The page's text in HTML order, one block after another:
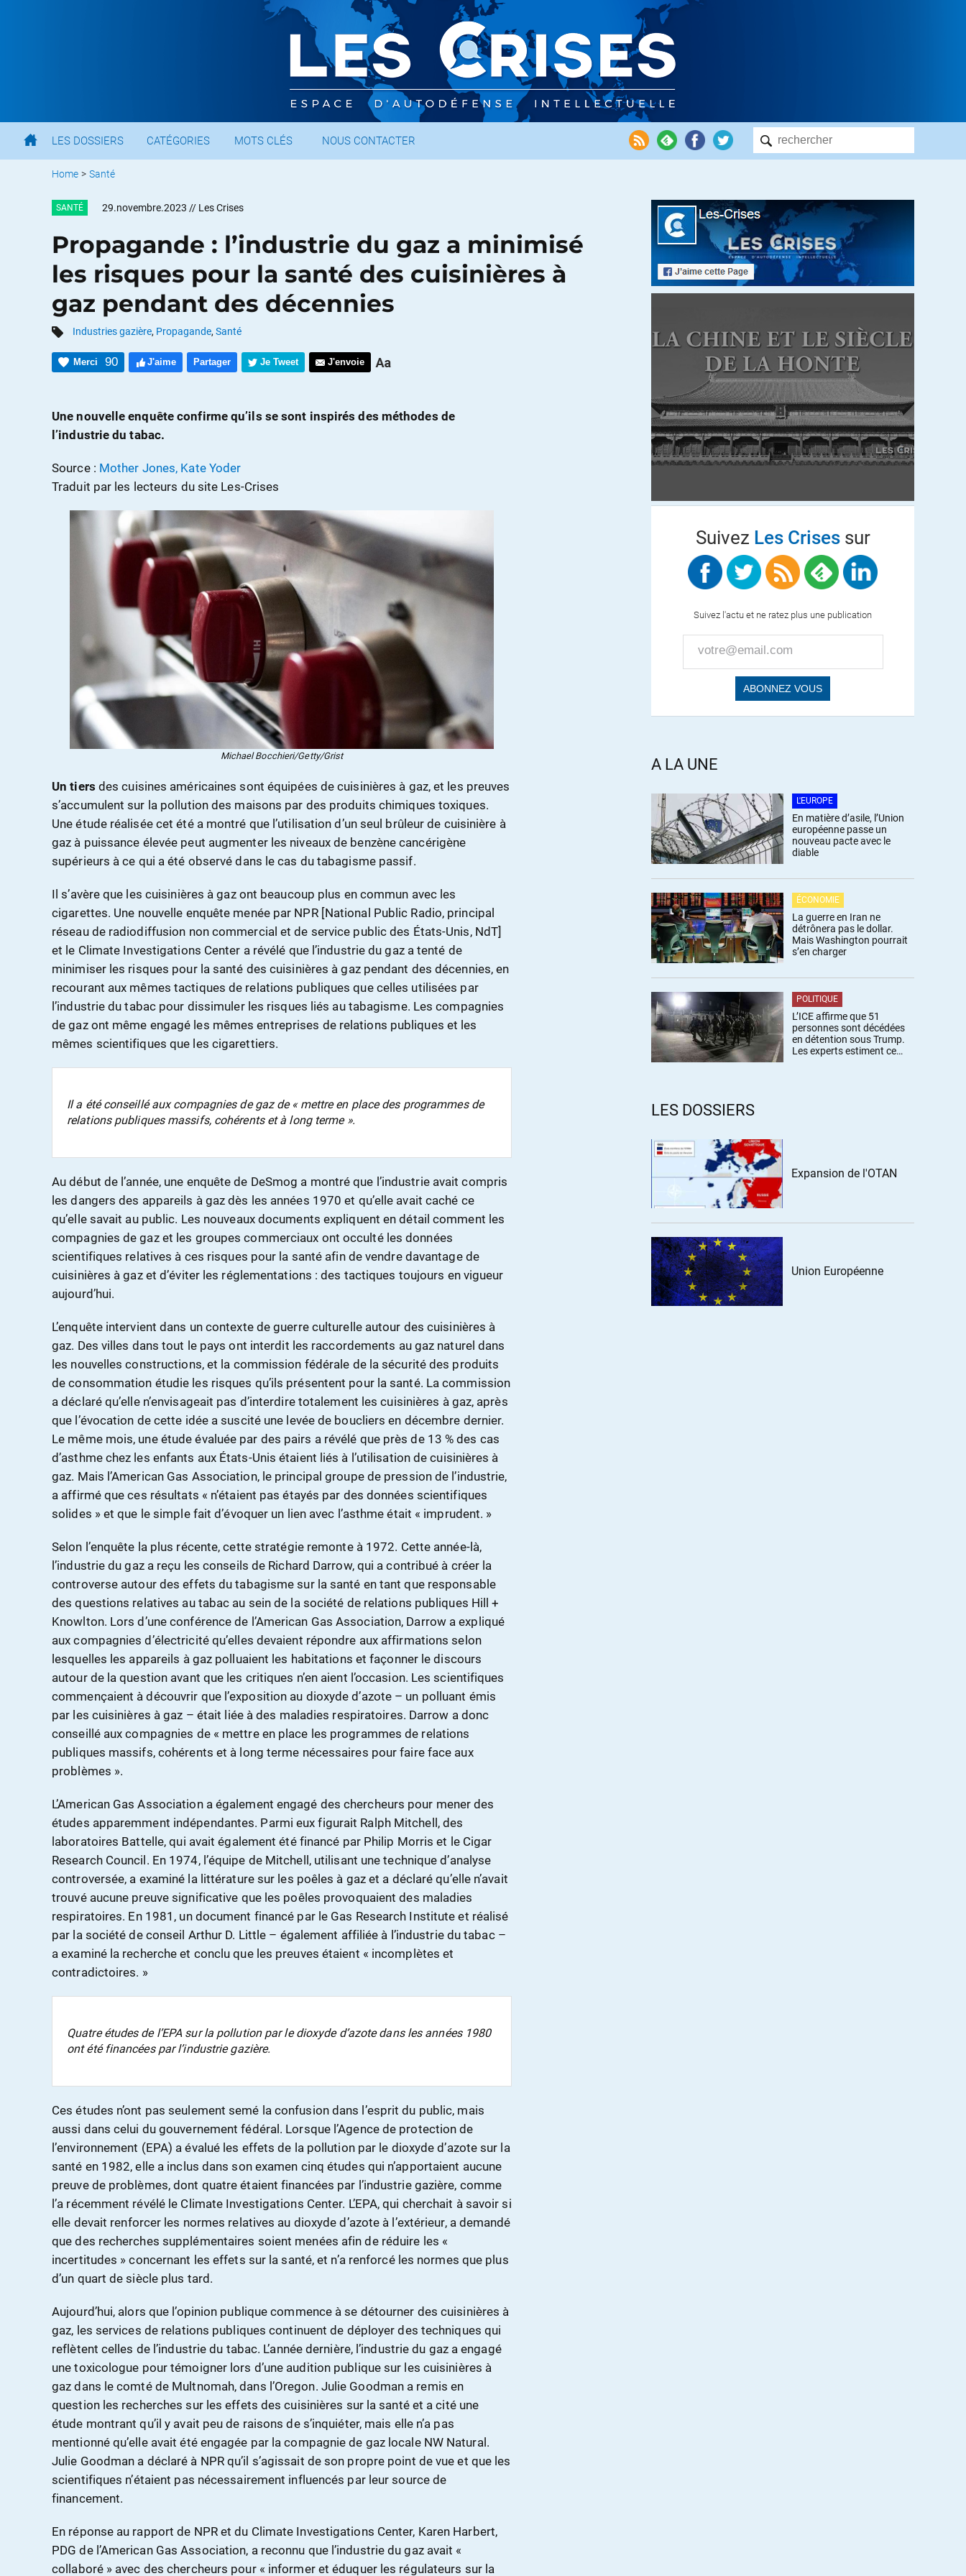
LES DOSSIERS CATÉGORIES MOTS CLÉS NOUS CONTACTER
Home > Santé
SANTÉ 29.novembre.2023 // Les Crises
Propagande : l’industrie du gaz a minimisé
les risques pour la santé des cuisinières à
gaz pendant des décennies
Industries gazière, Propagande, Santé
Merci 90 J'aime Partager Je Tweet J'envoie
Une nouvelle enquête confirme qu’ils se sont inspirés des méthodes de
l’industrie du tabac.
Source : Mother Jones, Kate Yoder
Traduit par les lecteurs du site Les-Crises
Michael Bocchieri/Getty/Grist
Un tiers des cuisines américaines sont équipées de cuisinières à gaz, et les preuves
s’accumulent sur la pollution des maisons par des produits chimiques toxiques.
Une étude réalisée cet été a montré que l’utilisation d’un seul brûleur de cuisinière à
gaz à puissance élevée peut augmenter les niveaux de benzène cancérigène
supérieurs à ce qui a été observé dans le cas du tabagisme passif.
Il s’avère que les cuisinières à gaz ont beaucoup plus en commun avec les
cigarettes. Une nouvelle enquête menée par NPR [National Public Radio, principal
réseau de radiodiffusion non commercial et de service public des États-Unis, NdT]
et le Climate Investigations Center a révélé que l’industrie du gaz a tenté de
minimiser les risques pour la santé des cuisinières à gaz pendant des décennies, en
recourant aux mêmes tactiques de relations publiques que celles utilisées par
l’industrie du tabac pour dissimuler les risques liés au tabagisme. Les compagnies
de gaz ont même engagé les mêmes entreprises de relations publiques et les
mêmes scientifiques que les cigarettiers.
Il a été conseillé aux compagnies de gaz de « mettre en place des programmes de
relations publiques massifs, cohérents et à long terme ».
Au début de l’année, une enquête de DeSmog a montré que l’industrie avait compris
les dangers des appareils à gaz dès les années 1970 et qu’elle avait caché ce
qu’elle savait au public. Les nouveaux documents expliquent en détail comment les
compagnies de gaz et les groupes commerciaux ont occulté les données
scientifiques relatives à ces risques pour la santé afin de vendre davantage de
cuisinières à gaz et d’éviter les réglementations : des tactiques toujours en vigueur
aujourd’hui.
L’enquête intervient dans un contexte de guerre culturelle autour des cuisinières à
gaz. Des villes dans tout le pays ont interdit les raccordements au gaz naturel dans
les nouvelles constructions, et la commission fédérale de la sécurité des produits
de consommation étudie les risques qu’ils présentent pour la santé. La commission
a déclaré qu’elle n’envisageait pas d’interdire totalement les cuisinières à gaz, après
que l’évocation de cette idée a suscité une levée de boucliers en décembre dernier.
Le même mois, une étude évaluée par des pairs a révélé que près de 13 % des cas
d’asthme chez les enfants aux États-Unis étaient liés à l’utilisation de cuisinières à
gaz. Mais l’American Gas Association, le principal groupe de pression de l’industrie,
a affirmé que ces résultats « n’étaient pas étayés par des données scientifiques
solides » et que le simple fait d’évoquer un lien avec l’asthme était « imprudent. »
Selon l’enquête la plus récente, cette stratégie remonte à 1972. Cette année-là,
l’industrie du gaz a reçu les conseils de Richard Darrow, qui a contribué à créer la
controverse autour des effets du tabagisme sur la santé en tant que responsable
des questions relatives au tabac au sein de la société de relations publiques Hill +
Knowlton. Lors d’une conférence de l’American Gas Association, Darrow a expliqué
aux compagnies d’électricité qu’elles devaient répondre aux affirmations selon
lesquelles les appareils à gaz polluaient les habitations et façonner le discours
autour de la question avant que les critiques n’en aient l’occasion. Les scientifiques
commençaient à découvrir que l’exposition au dioxyde d’azote – un polluant émis
par les cuisinières à gaz – était liée à des maladies respiratoires. Darrow a donc
conseillé aux compagnies de « mettre en place les programmes de relations
publiques massifs, cohérents et à long terme nécessaires pour faire face aux
problèmes ».
L’American Gas Association a également engagé des chercheurs pour mener des
études apparemment indépendantes. Parmi eux figurait Ralph Mitchell, des
laboratoires Battelle, qui avait également été financé par Philip Morris et le Cigar
Research Council. En 1974, l’équipe de Mitchell, utilisant une technique d’analyse
controversée, a examiné la littérature sur les poêles à gaz et a déclaré qu’elle n’avait
trouvé aucune preuve significative que les poêles provoquaient des maladies
respiratoires. En 1981, un document financé par le Gas Research Institute et réalisé
par la société de conseil Arthur D. Little – également affiliée à l’industrie du tabac –
a examiné la recherche et conclu que les preuves étaient « incomplètes et
contradictoires. »
Quatre études de l’EPA sur la pollution par le dioxyde d’azote dans les années 1980
ont été financées par l’industrie gazière.
Ces études n’ont pas seulement semé la confusion dans l’esprit du public, mais
aussi dans celui du gouvernement fédéral. Lorsque l’Agence de protection de
l’environnement (EPA) a évalué les effets de la pollution par le dioxyde d’azote sur la
santé en 1982, elle a inclus dans son examen cinq études qui n’apportaient aucune
preuve de problèmes, dont quatre étaient financées par l’industrie gazière, comme
l’a récemment révélé le Climate Investigations Center. L’EPA, qui cherchait à savoir si
elle devait renforcer les normes relatives au dioxyde d’azote à l’extérieur, a demandé
que des recherches supplémentaires soient menées afin de réduire les «
incertitudes » concernant les effets sur la santé, et n’a renforcé les normes que plus
d’un quart de siècle plus tard.
Aujourd’hui, alors que l’opinion publique commence à se détourner des cuisinières à
gaz, les services de relations publiques continuent de déployer des techniques qui
reflètent celles de l’industrie du tabac. L’année dernière, l’industrie du gaz a engagé
une toxicologue pour témoigner lors d’une audition publique sur les cuisinières à
gaz dans le comté de Multnomah, dans l’Oregon. Julie Goodman a remis en
question les recherches sur les effets des cuisinières sur la santé et a cité une
étude montrant qu’il y avait peu de raisons de s’inquiéter, mais elle n’a pas
mentionné qu’elle avait été engagée par la compagnie de gaz locale NW Natural.
Julie Goodman a déclaré à NPR qu’il s’agissait de son propre point de vue et que les
scientifiques n’étaient pas nécessairement influencés par leur source de
financement.
En réponse au rapport de NPR et du Climate Investigations Center, Karen Harbert,
PDG de l’American Gas Association, a reconnu que l’industrie du gaz avait «
collaboré » avec des chercheurs pour « informer et éduquer les régulateurs sur la
Suivez Les Crisessur
Suivez l'actu et ne ratez plus une publication
A LA UNE
L'EUROPE
En matière d’asile, l’Union
européenne passe un
nouveau pacte avec le
diable
ÉCONOMIE
La guerre en Iran ne
détrônera pas le dollar.
Mais Washington pourrait
s’en charger
POLITIQUE
L’ICE affirme que 51
personnes sont décédées
en détention sous Trump.
Les experts estiment ce
LES DOSSIERS
Expansion de l'OTAN
Union Européenne